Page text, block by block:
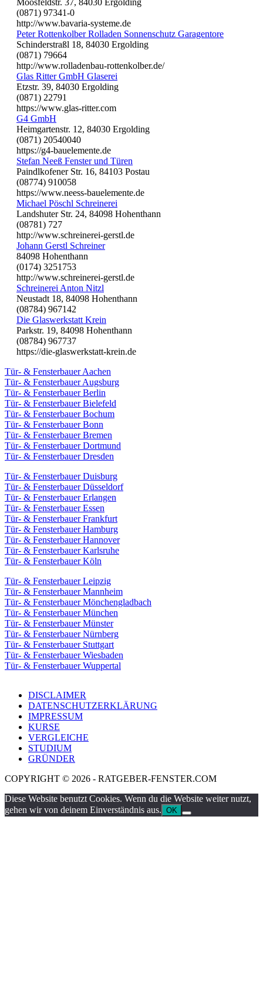
(0871) 97341-0
http://www.bavaria-systeme.de
Peter Rottenkolber Rolladen Sonnenschutz Garagentore
Schinderstraßl 18, 84030 Ergolding
(0871) 79664
http://www.rolladenbau-rottenkolber.de/
Glas Ritter GmbH Glaserei
Etzstr. 39, 84030 Ergolding
(0871) 22791
https://www.glas-ritter.com
G4 GmbH
Heimgartenstr. 12, 84030 Ergolding
(0871) 20540040
https://g4-bauelemente.de
Stefan Neeß Fenster und Türen
Paindlkofener Str. 16, 84103 Postau
(08774) 910058
https://www.neess-bauelemente.de
Michael Pöschl Schreinerei
Landshuter Str. 24, 84098 Hohenthann
(08781) 727
http://www.schreinerei-gerstl.de
Johann Gerstl Schreiner
84098 Hohenthann
(0174) 3251753
http://www.schreinerei-gerstl.de
Schreinerei Anton Nitzl
Neustadt 18, 84098 Hohenthann
(08784) 967142
Die Glaswerkstatt Krein
Parkstr. 19, 84098 Hohenthann
(08784) 967737
https://die-glaswerkstatt-krein.de
Tür- & Fensterbauer Aachen
Tür- & Fensterbauer Augsburg
Tür- & Fensterbauer Berlin
Tür- & Fensterbauer Bielefeld
Tür- & Fensterbauer Bochum
Tür- & Fensterbauer Bonn
Tür- & Fensterbauer Bremen
Tür- & Fensterbauer Dortmund
Tür- & Fensterbauer Dresden
Tür- & Fensterbauer Duisburg
Tür- & Fensterbauer Düsseldorf
Tür- & Fensterbauer Erlangen
Tür- & Fensterbauer Essen
Tür- & Fensterbauer Frankfurt
Tür- & Fensterbauer Hamburg
Tür- & Fensterbauer Hannover
Tür- & Fensterbauer Karlsruhe
Tür- & Fensterbauer Köln
Tür- & Fensterbauer Leipzig
Tür- & Fensterbauer Mannheim
Tür- & Fensterbauer Mönchengladbach
Tür- & Fensterbauer München
Tür- & Fensterbauer Münster
Tür- & Fensterbauer Nürnberg
Tür- & Fensterbauer Stuttgart
Tür- & Fensterbauer Wiesbaden
Tür- & Fensterbauer Wuppertal
DISCLAIMER
DATENSCHUTZERKLÄRUNG
IMPRESSUM
KURSE
VERGLEICHE
STUDIUM
GRÜNDER
COPYRIGHT © 2026 - RATGEBER-FENSTER.COM
Diese Website benutzt Cookies. Wenn du die Website weiter nutzt,
gehen wir von deinem Einverständnis aus. OK